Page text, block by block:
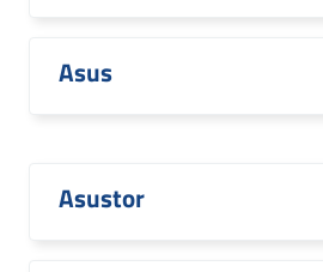
Asus
Asustor